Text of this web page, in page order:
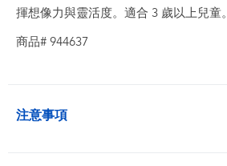
揮想像力與靈活度。適合 3 歲以上兒童。
商品# 944637
注意事項